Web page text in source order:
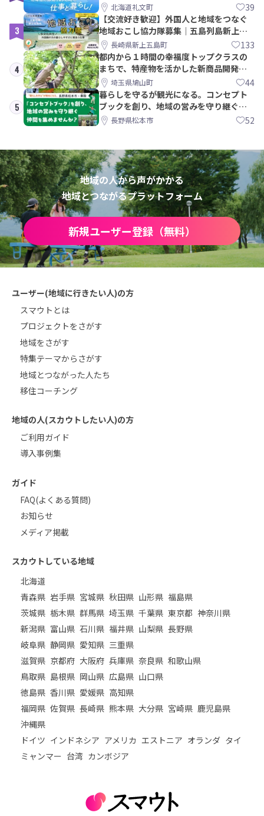
北海道礼文町 39
3
【交流好き歓迎】外国人と地域をつなぐ
地域おこし協力隊募集｜五島列島新上五
島町長崎県新上五島町 133
4
都内から１時間の幸福度トップクラスの
まちで、特産物を活かした新商品開発＆
PRメンバー募集！
埼玉県鳩山町 44
5
暮らしを守るが観光になる。コンセプト
ブックを創り、地域の営みを守り継ぐ仲
間を集めませんか？
長野県松本市 52
地域の人から声がかかる
地域とつながるプラットフォーム
新規ユーザー登録（無料）
ユーザー(地域に行きたい人)の方
スマウトとは
プロジェクトをさがす
地域をさがす
特集テーマからさがす
地域とつながった人たち
移住コーチング
地域の人(スカウトしたい人)の方
ご利用ガイド
導入事例集
ガイド
FAQ(よくある質問)
お知らせ
メディア掲載
スカウトしている地域
北海道
青森県 岩手県 宮城県 秋田県 山形県 福島県
茨城県 栃木県 群馬県 埼玉県 千葉県 東京都 神奈川県
新潟県 富山県 石川県 福井県 山梨県 長野県
岐阜県 静岡県 愛知県 三重県
滋賀県 京都府 大阪府 兵庫県 奈良県 和歌山県
鳥取県 島根県 岡山県 広島県 山口県
徳島県 香川県 愛媛県 高知県
福岡県 佐賀県 長崎県 熊本県 大分県 宮崎県 鹿児島県
沖縄県
ドイツ インドネシア アメリカ エストニア オランダ タイ
ミャンマー 台湾 カンボジア